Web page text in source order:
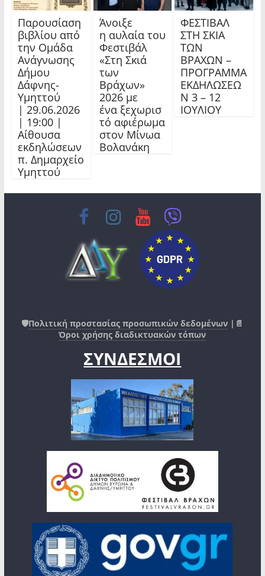
Παρουσίαση
βιβλίου από
την Ομάδα
Ανάγνωσης
Δήμου
Δάφνης-
Υμηττού
| 29.06.2026
| 19:00 |
Αίθουσα
εκδηλώσεων
π. Δημαρχείο
Υμηττού
Άνοιξε
η αυλαία του
Φεστιβάλ
«Στη Σκιά
των
Βράχων»
2026 με
ένα ξεχωρισ
τό αφιέρωμα
στον Μίνωα
Βολανάκη
ΦΕΣΤΙΒΑΛ
ΣΤΗ ΣΚΙΑ
ΤΩΝ
ΒΡΑΧΩΝ –
ΠΡΟΓΡΑΜΜΑ
ΕΚΔΗΛΩΣΕΩ
Ν 3 – 12
ΙΟΥΛΙΟΥ
🛡️Πολιτική προστασίας προσωπικών δεδομένων |📄
Όροι χρήσης διαδικτυακών τόπων
ΣΥΝΔΕΣΜΟΙ